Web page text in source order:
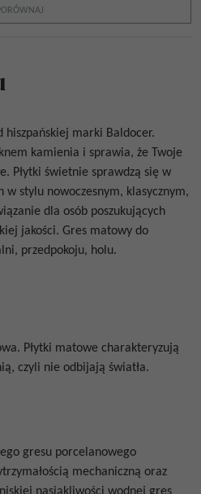
hiszpańskiej marki Baldocer.
kamienia i sprawia, że Twoje
Płytki świetnie sprawdzą się w
w stylu nowoczesnym, klasycznym,
dla osób poszukujących
jakości. Gres matowy do
przedpokoju, holu.
Płytki matowe charakteryzują
czyli nie odbijają światła.
gresu porcelanowego
mechaniczną oraz